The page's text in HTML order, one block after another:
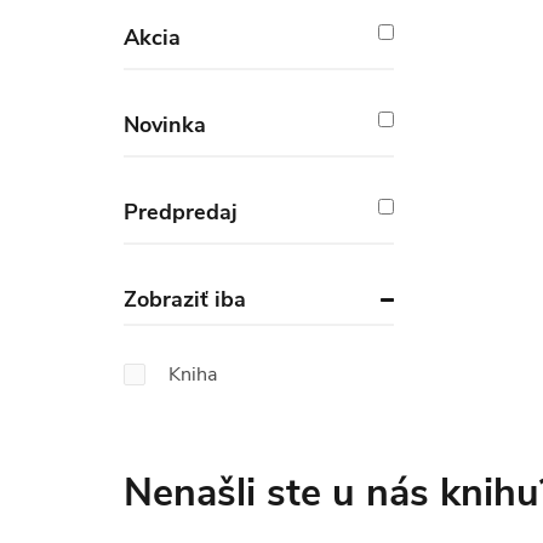
Akcia
Novinka
Predpredaj
Zobraziť iba
Kniha
Nenašli ste u nás